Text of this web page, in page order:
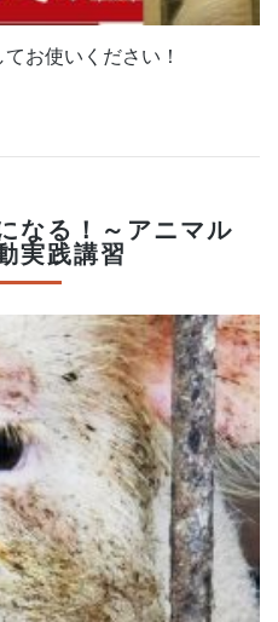
お使いください！
なる！～アニマル
実践講習